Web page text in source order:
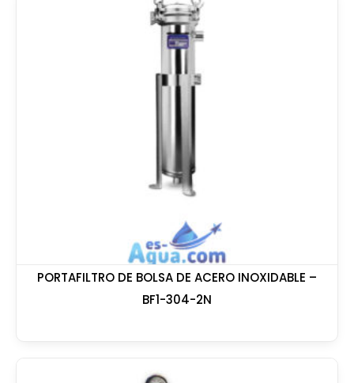
PORTAFILTRO DE BOLSA DE ACERO INOXIDABLE –
BF1-304-2N